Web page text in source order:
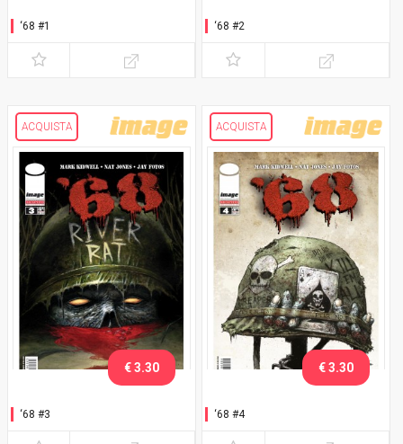
‘68 #1 ‘68 #2
ACQUISTA
‘68 #3
€ 3.30
ACQUISTA
‘68 #4
€ 3.30